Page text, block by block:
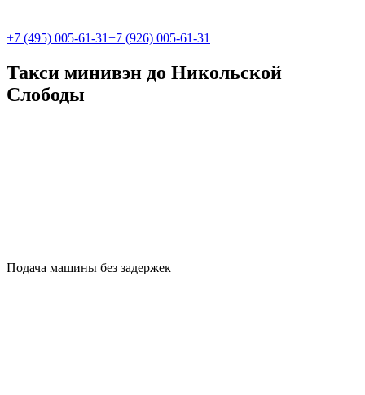
+7 (495) 005-61-31+7 (926) 005-61-31
Такси минивэн до Никольской
Слободы
Подача машины без задержек